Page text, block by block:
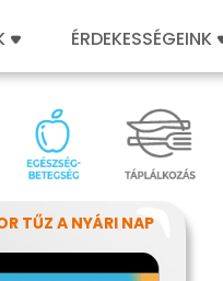
ÉRDEKESSÉGEINK
TŰZ A NYÁRI NAP